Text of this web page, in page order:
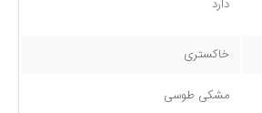
دارد
خاکستری
مشکی طوسی